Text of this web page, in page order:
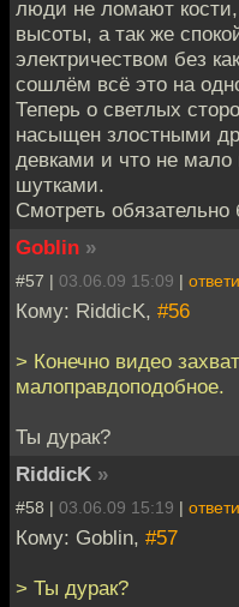
люди не ломают
высоты, а так же
электричеством без
сошлём всё это на
Теперь о светлых
насыщен злостными
девками и что не
шутками.
Смотреть обязательно
Goblin »
#57 | 03.06.09 15:09 |
Кому: RiddicK, #56
> Конечно видео
малоправдоподобное.
Ты дурак?
RiddicK »
#58 | 03.06.09 15:19 |
Кому: Goblin, #57
> Ты дурак?